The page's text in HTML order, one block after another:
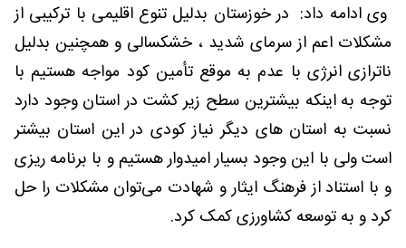
وی ادامه داد: در خوزستان بدلیل تنوع اقلیمی با ترکیبی از
مشکلات اعم از سرمای شدید ، خشکسالی و همچنین بدلیل
ناترازی انرژی با عدم به موقع تأمین کود مواجه هستیم با
توجه به اینکه بیشترین سطح زیر کشت در استان وجود دارد
نسبت به استان های دیگر نیاز کودی در این استان بیشتر
است ولی با این وجود بسیار امیدوار هستیم و با برنامه ریزی
و با استناد از فرهنگ ایثار و شهادت می‌توان مشکلات را حل
کرد و‌ به توسعه کشاورزی کمک کرد.